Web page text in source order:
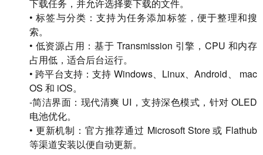
下载任务，并允许选择要下载的文件。
• 标签与分类：支持为任务添加标签，便于整理和搜
索。
• 低资源占用：基于 Transmission 引擎，CPU 和内存
占用低，适合后台运行。
• 跨平台支持：支持 Windows、Linux、Android、 mac
OS 和 iOS。
-简洁界面：现代清爽 UI，支持深色模式，针对 OLED
电池优化。
• 更新机制：官方推荐通过 Microsoft Store 或 Flathub
等渠道安装以便自动更新。